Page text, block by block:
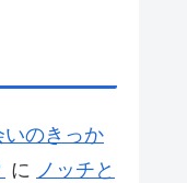
いのきっか
に ノッチと